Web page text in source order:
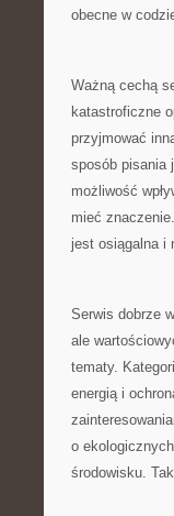
obecne w
Ważną cechą
katastroficzne
przyjmować
sposób pisania
możliwość
mieć
jest osiągalna i
Serwis dobrze
ale
tematy.
energią i
o
środowisku.